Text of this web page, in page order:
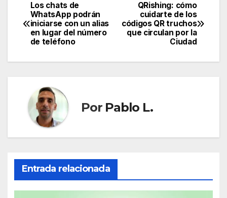
Navegación
de
QRishing: cómo
cuidarte de los
códigos QR truchos
que circulan por la
Ciudad
Los chats de
WhatsApp podrán
iniciarse con un alias
en lugar del número
de teléfono
Por Pablo L.
Entrada relacionada